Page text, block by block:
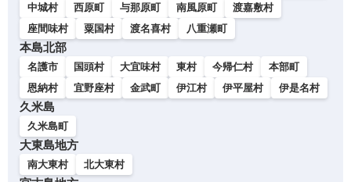
中城村
西原町 与那原町 南風原町
渡嘉敷村
座間味村
粟国村 渡名喜村 八重瀬町
本島北部
名護市 国頭村 大宜味村 東村 今帰仁村
本部町
恩納村
宜野座村 金武町 伊江村 伊平屋村 伊是名村
久米島
久米島町
大東島地方
南大東村 北大東村